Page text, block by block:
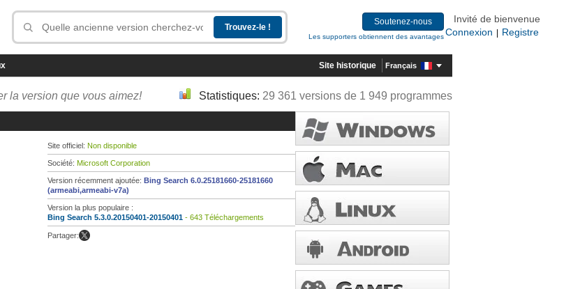
Soutenez-nous
Les supporters obtiennent des avantages
Invité de bienvenue
Connexion
Registre
Site historique Français
la version que vous aimez! Statistiques: 29 361 versions de 1 949 programmes
Site officiel: Non disponible
Société: Microsoft Corporation
Version récemment ajoutée: Bing Search 6.0.25181660-25181660
(armeabi,armeabi-v7a)
Version la plus populaire :
Bing Search 5.3.0.20150401-20150401 - 643 Téléchargements
Partager: